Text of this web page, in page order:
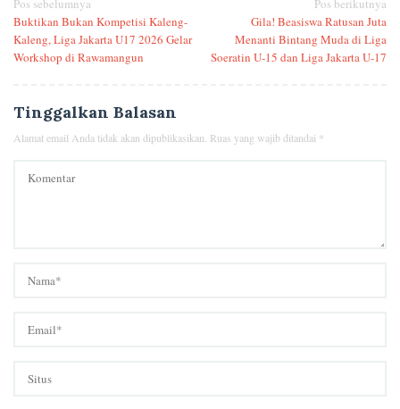
pos
Pos sebelumnya
Buktikan Bukan Kompetisi Kaleng-
Kaleng, Liga Jakarta U17 2026 Gelar
Workshop di Rawamangun
Pos berikutnya
Gila! Beasiswa Ratusan Juta
Menanti Bintang Muda di Liga
Soeratin U-15 dan Liga Jakarta U-17
Tinggalkan Balasan
Alamat email Anda tidak akan dipublikasikan. Ruas yang wajib ditandai *